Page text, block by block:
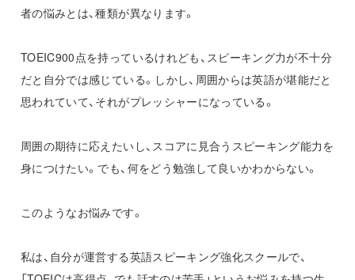
者の悩みとは、種類が異なります。
TOEIC900点を持っているけれども、スピーキング力が不十分
だと自分では感じている。しかし、周囲からは英語が堪能だと
思われていて、それがプレッシャーになっている。
周囲の期待に応えたいし、スコアに見合うスピーキング能力を
身につけたい。でも、何をどう勉強して良いかわからない。
このようなお悩みです。
私は、自分が運営する英語スピーキング強化スクールで、